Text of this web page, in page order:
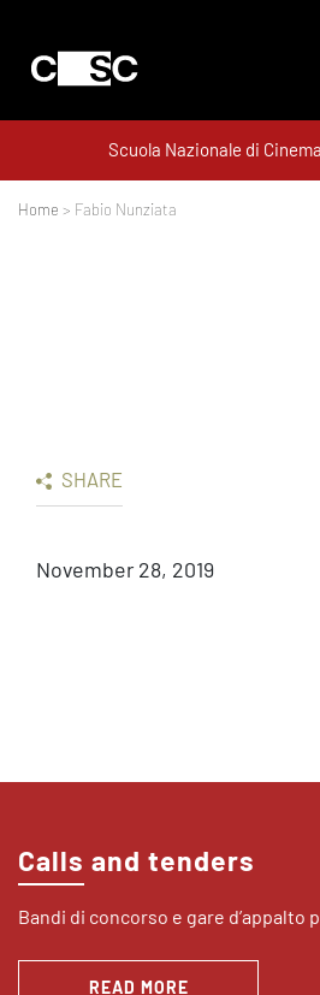
Scuola Nazionale di Cinema
Home > Fabio Nunziata
SHARE
November 28, 2019
Calls and tenders
Bandi di concorso e gare
READ MORE